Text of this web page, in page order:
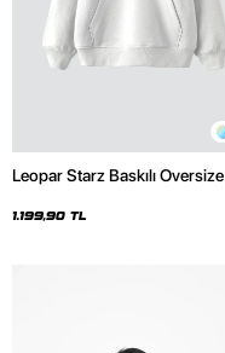
Leopar Starz Baskılı Oversize
1.199,90 TL